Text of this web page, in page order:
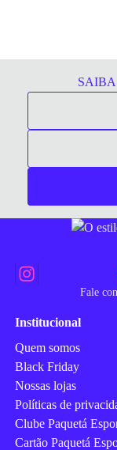
Fale
Institucional
Quem somos
Black Friday
Nossas lojas
Políticas de
Clube Paquetá
Cartão Paquetá